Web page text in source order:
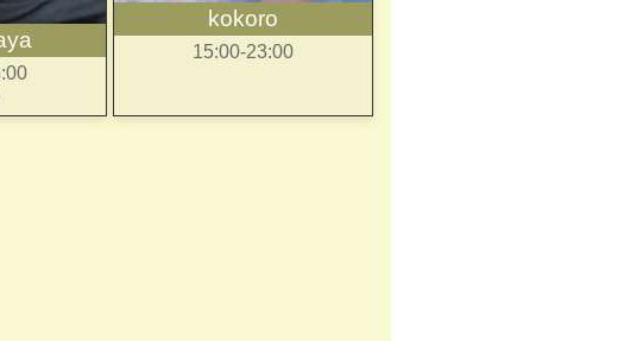
kokoro
15:00-23:00